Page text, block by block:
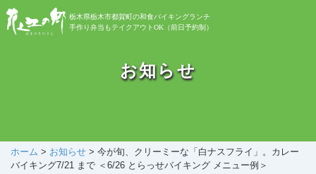
栃木県栃木市都賀町の和食バイキングランチ
手作り弁当もテイクアウトOK（前日予約制）
お知らせ
お弁当
お知らせ
ホーム > お知らせ > 今が旬、クリーミーな「白ナスフライ」。カレー
バイキング7/21 まで ＜6/26 とらっせバイキング メニュー例＞